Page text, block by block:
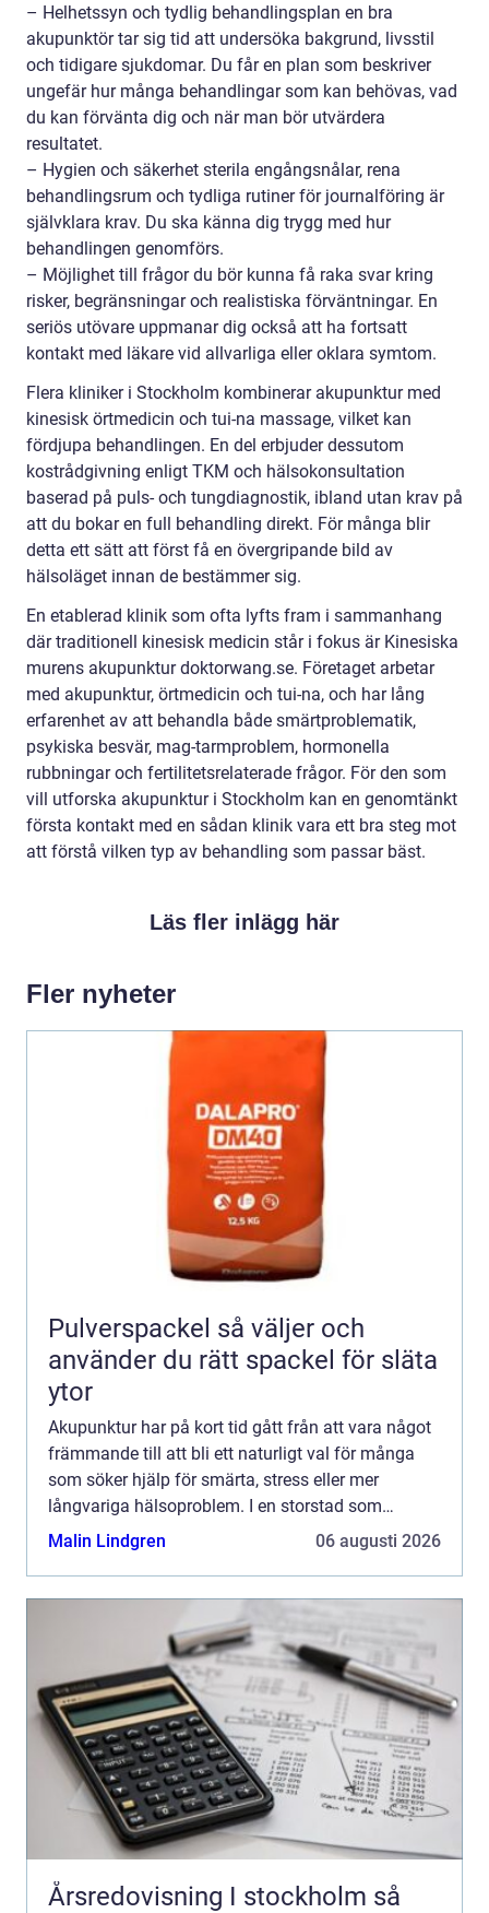
– Helhetssyn och tydlig behandlingsplan en bra
akupunktör tar sig tid att undersöka bakgrund, livsstil
och tidigare sjukdomar. Du får en plan som beskriver
ungefär hur många behandlingar som kan behövas, vad
du kan förvänta dig och när man bör utvärdera
resultatet.
– Hygien och säkerhet sterila engångsnålar, rena
behandlingsrum och tydliga rutiner för journalföring är
självklara krav. Du ska känna dig trygg med hur
behandlingen genomförs.
– Möjlighet till frågor du bör kunna få raka svar kring
risker, begränsningar och realistiska förväntningar. En
seriös utövare uppmanar dig också att ha fortsatt
kontakt med läkare vid allvarliga eller oklara symtom.
Flera kliniker i Stockholm kombinerar akupunktur med
kinesisk örtmedicin och tui-na massage, vilket kan
fördjupa behandlingen. En del erbjuder dessutom
kostrådgivning enligt TKM och hälsokonsultation
baserad på puls- och tungdiagnostik, ibland utan krav på
att du bokar en full behandling direkt. För många blir
detta ett sätt att först få en övergripande bild av
hälsoläget innan de bestämmer sig.
En etablerad klinik som ofta lyfts fram i sammanhang
där traditionell kinesisk medicin står i fokus är Kinesiska
murens akupunktur doktorwang.se. Företaget arbetar
med akupunktur, örtmedicin och tui-na, och har lång
erfarenhet av att behandla både smärtproblematik,
psykiska besvär, mag-tarmproblem, hormonella
rubbningar och fertilitetsrelaterade frågor. För den som
vill utforska akupunktur i Stockholm kan en genomtänkt
första kontakt med en sådan klinik vara ett bra steg mot
att förstå vilken typ av behandling som passar bäst.
Läs fler inlägg här
Fler nyheter
Pulverspackel så väljer och
använder du rätt spackel för släta
ytor
Akupunktur har på kort tid gått från att vara något
främmande till att bli ett naturligt val för många
som söker hjälp för smärta, stress eller mer
långvariga hälsoproblem. I en storstad som
Stockholm, där tempot är högt och vardagen ofta
Malin Lindgren 06 augusti 2026
Årsredovisning I stockholm så